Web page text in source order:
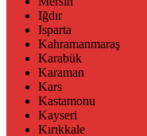
Iğdır
Isparta
Kahramanmaraş
Karabük
Karaman
Kars
Kastamonu
Kayseri
Kırıkkale